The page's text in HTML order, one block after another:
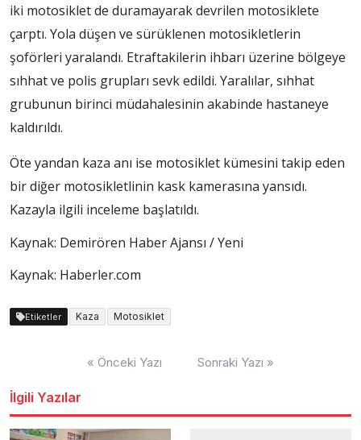
iki motosiklet de duramayarak devrilen motosiklete
çarptı. Yola düşen ve sürüklenen motosikletlerin
şoförleri yaralandı. Etraftakilerin ihbarı üzerine bölgeye
sıhhat ve polis grupları sevk edildi. Yaralılar, sıhhat
grubunun birinci müdahalesinin akabinde hastaneye
kaldırıldı.
Öte yandan kaza anı ise motosiklet kümesini takip eden
bir diğer motosikletlinin kask kamerasına yansıdı.
Kazayla ilgili inceleme başlatıldı.
Kaynak: Demirören Haber Ajansı / Yeni
Kaynak: Haberler.com
Etiketler Kaza Motosiklet
« Önceki Yazı Sonraki Yazı »
İlgili Yazılar